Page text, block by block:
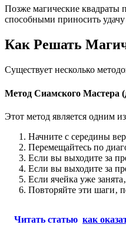
Позже магические квадраты
способными приносить
Как Решать
Существует несколько
Метод Сиамского Мастера
Этот метод является одним
Начните с середины
Перемещайтесь по
Если вы выходите за
Если вы выходите за
Если ячейка уже
Повторяйте эти шаги‚
Читать статью как